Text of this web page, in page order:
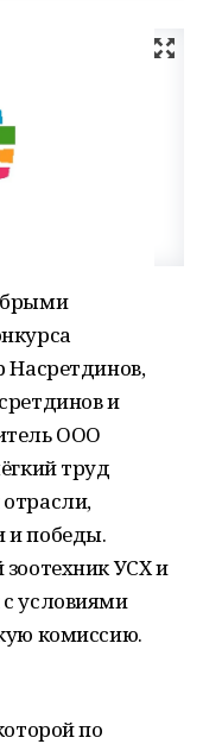
Насретдинов,
и
ООО
труд
и победы.
УСХ и
условиями
комиссию.
по